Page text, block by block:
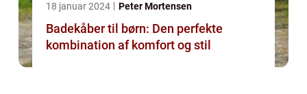
18 januar 2024 Peter Mortensen
Badekåber til børn: Den perfekte
kombination af komfort og stil